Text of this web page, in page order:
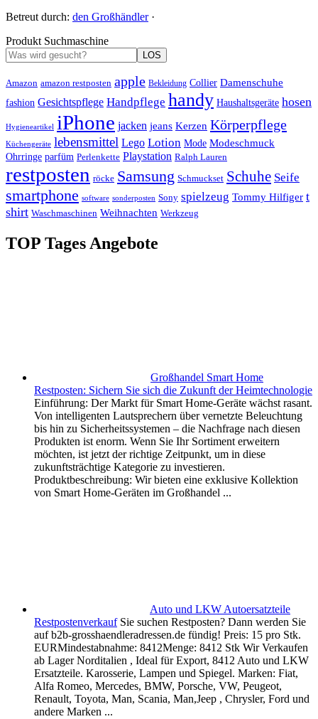
Betreut durch: den Großhändler·
Produkt Suchmaschine
LOS
Amazon amazon restposten apple Bekleidung Collier Damenschuhe
fashion Gesichtspflege Handpflege handy Haushaltsgeräte hosen
Hygieneartikel iPhone jacken jeans Kerzen Körperpflege
Küchengeräte lebensmittel Lego Lotion Mode Modeschmuck
Ohrringe parfüm Perlenkette Playstation Ralph Lauren
restposten röcke Samsung Schmuckset Schuhe Seife
smartphone software sonderposten Sony spielzeug Tommy Hilfiger t
shirt Waschmaschinen Weihnachten Werkzeug
TOP Tages Angebote
Großhandel Smart Home
Restposten: Sichern Sie sich die Zukunft der Heimtechnologie
Einführung: Der Markt für Smart Home-Geräte wächst rasant.
Von intelligenten Lautsprechern über vernetzte Beleuchtung
bis hin zu Sicherheitssystemen – die Nachfrage nach diesen
Produkten ist enorm. Wenn Sie Ihr Sortiment erweitern
möchten, ist jetzt der richtige Zeitpunkt, um in diese
zukunftsträchtige Kategorie zu investieren.
Produktbeschreibung: Wir bieten eine exklusive Kollektion
von Smart Home-Geräten im Großhandel ...
Auto und LKW Autoersatzteile
Restpostenverkauf Sie suchen Restposten? Dann werden Sie
auf b2b-grosshaendleradressen.de fündig! Preis: 15 pro Stk.
EURMindestabnahme: 8412Menge: 8412 Stk Wir Verkaufen
ab Lager Norditalien , Ideal für Export, 8412 Auto und LKW
Ersatzteile. Karosserie, Lampen und Spiegel. Marken: Fiat,
Alfa Romeo, Mercedes, BMW, Porsche, VW, Peugeot,
Renault, Toyota, Man, Scania, Man,Jeep , Chrysler, Ford und
andere Marken ...